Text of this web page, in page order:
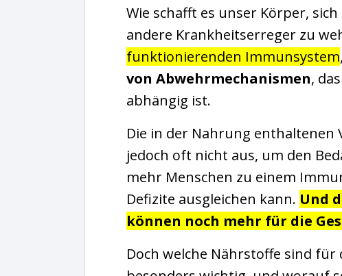
Wie schafft es unser Körper,
andere Krankheitserreger zu
funktionierenden Immunsystem,
von Abwehrmechanismen,
abhängig ist.
Die in der Nahrung enthaltenen
jedoch oft nicht aus, um den
mehr Menschen zu einem
Defizite ausgleichen kann. Und
können noch mehr für die
Doch welche Nährstoffe sind